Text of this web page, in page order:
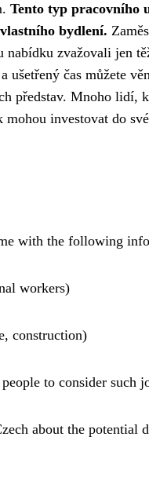
Tento typ pracovního
bydlení.
nabídku zvažovali jen
ušetřený čas můžete
představ. Mnoho lidí,
investovat do
with the following
workers)
construction)
to consider such
about the potential